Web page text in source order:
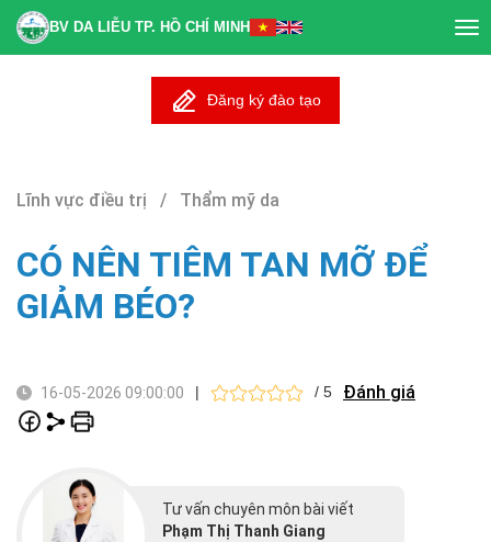
BV DA LIỄU TP. HỒ CHÍ MINH
Đăng ký đào tạo
Lĩnh vực điều trị / Thẩm mỹ da
CÓ NÊN TIÊM TAN MỠ ĐỂ
GIẢM BÉO?
16-05-2026 09:00:00 | / 5 Đánh giá
Tư vấn chuyên môn bài viết
Phạm Thị Thanh Giang